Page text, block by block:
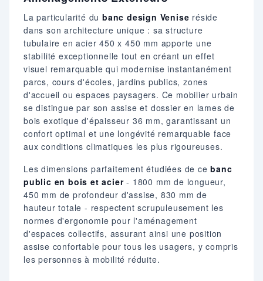
La particularité du banc design Venise réside
dans son architecture unique : sa structure
tubulaire en acier 450 x 450 mm apporte une
stabilité exceptionnelle tout en créant un effet
visuel remarquable qui modernise instantanément
parcs, cours d'écoles, jardins publics, zones
d'accueil ou espaces paysagers. Ce mobilier urbain
se distingue par son assise et dossier en lames de
bois exotique d'épaisseur 36 mm, garantissant un
confort optimal et une longévité remarquable face
aux conditions climatiques les plus rigoureuses.
Les dimensions parfaitement étudiées de cebanc
public en bois et acier- 1800 mm de longueur,
450 mm de profondeur d'assise, 830 mm de
hauteur totale - respectent scrupuleusement les
normes d'ergonomie pour l'aménagement
d'espaces collectifs, assurant ainsi une position
assise confortable pour tous les usagers, y compris
les personnes à mobilité réduite.